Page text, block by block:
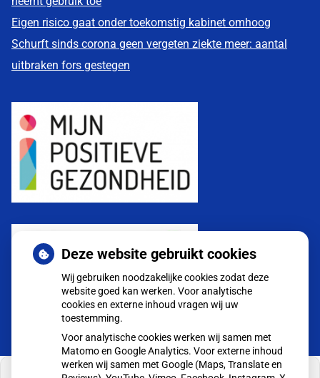
Eigen risico gaat onder toekomstig kabinet omhoog
Schurft sinds corona geen vergeten ziekte meer: aantal
uitbraken fors gestegen
Deze website gebruikt cookies
Wij gebruiken noodzakelijke cookies zodat deze
website goed kan werken. Voor analytische
cookies en externe inhoud vragen wij uw
toestemming.
Voor analytische cookies werken wij samen met
Matomo en Google Analytics. Voor externe inhoud
werken wij samen met Google (Maps, Translate en